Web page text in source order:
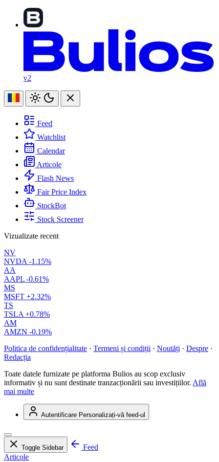
v2
Feed
Watchlist
Calendar
Articole
Flash News
Fair Price Index
StockBot
Stock Screener
Vizualizate recent
NV
NVDA -1.15%
AA
AAPL -0.61%
MS
MSFT +2.32%
TS
TSLA +0.78%
AM
AMZN -0.19%
Politica de confidențialitate · Termeni și condiții · Noutăți · Despre ·
Redacția
Toate datele furnizate pe platforma Bulios au scop exclusiv
informativ și nu sunt destinate tranzacționării sau investițiilor. Află
mai multe
Autentificare Personalizați-vă feed-ul
Toggle Sidebar
Feed
Articole